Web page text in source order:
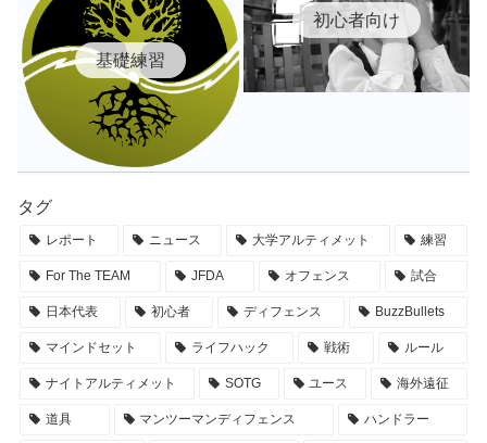
基礎練習
初心者向け
タグ
レポート ニュース 大学アルティメット 練習
For The TEAM JFDA オフェンス 試合
日本代表 初心者 ディフェンス BuzzBullets
マインドセット ライフハック 戦術 ルール
ナイトアルティメット SOTG ユース 海外遠征
道具 マンツーマンディフェンス ハンドラー